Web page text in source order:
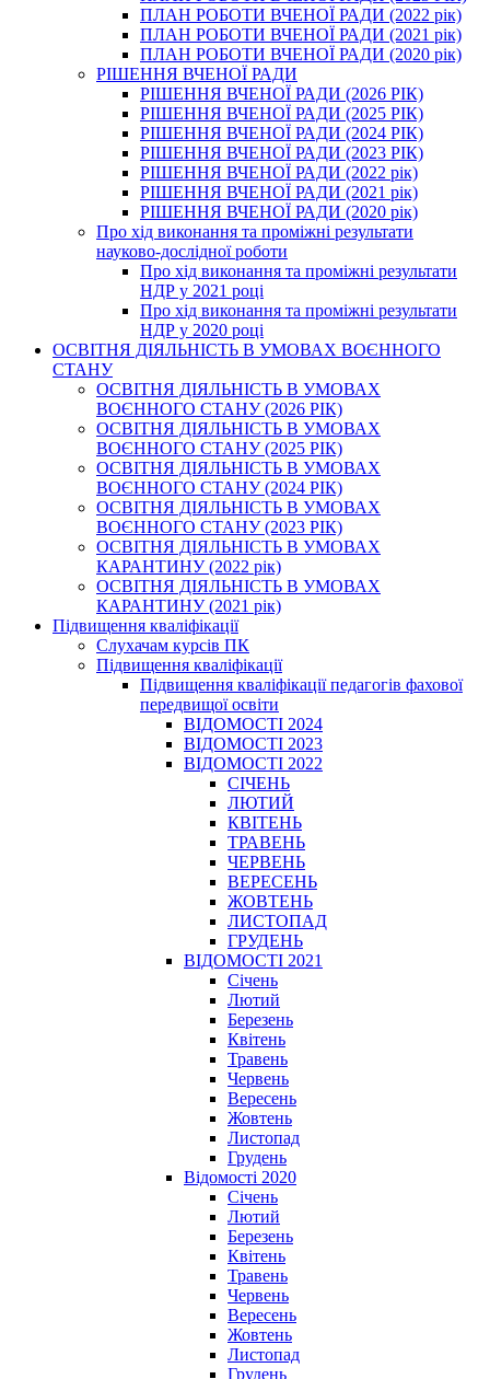
ПЛАН РОБОТИ ВЧЕНОЇ РАДИ (2022 рік)
ПЛАН РОБОТИ ВЧЕНОЇ РАДИ (2021 рік)
ПЛАН РОБОТИ ВЧЕНОЇ РАДИ (2020 рік)
РІШЕННЯ ВЧЕНОЇ РАДИ
РІШЕННЯ ВЧЕНОЇ РАДИ (2026 РІК)
РІШЕННЯ ВЧЕНОЇ РАДИ (2025 РІК)
РІШЕННЯ ВЧЕНОЇ РАДИ (2024 РІК)
РІШЕННЯ ВЧЕНОЇ РАДИ (2023 РІК)
РІШЕННЯ ВЧЕНОЇ РАДИ (2022 рік)
РІШЕННЯ ВЧЕНОЇ РАДИ (2021 рік)
РІШЕННЯ ВЧЕНОЇ РАДИ (2020 рік)
Про хід виконання та проміжні результати
науково-дослідної роботи
Про хід виконання та проміжні результати
НДР у 2021 році
Про хід виконання та проміжні результати
НДР у 2020 році
ОСВІТНЯ ДІЯЛЬНІСТЬ В УМОВАХ ВОЄННОГО
СТАНУ
ОСВІТНЯ ДІЯЛЬНІСТЬ В УМОВАХ
ВОЄННОГО СТАНУ (2026 РІК)
ОСВІТНЯ ДІЯЛЬНІСТЬ В УМОВАХ
ВОЄННОГО СТАНУ (2025 РІК)
ОСВІТНЯ ДІЯЛЬНІСТЬ В УМОВАХ
ВОЄННОГО СТАНУ (2024 РІК)
ОСВІТНЯ ДІЯЛЬНІСТЬ В УМОВАХ
ВОЄННОГО СТАНУ (2023 РІК)
ОСВІТНЯ ДІЯЛЬНІСТЬ В УМОВАХ
КАРАНТИНУ (2022 рік)
ОСВІТНЯ ДІЯЛЬНІСТЬ В УМОВАХ
КАРАНТИНУ (2021 рік)
Підвищення кваліфікації
Слухачам курсів ПК
Підвищення кваліфікації
Підвищення кваліфікації педагогів фахової
передвищої освіти
ВІДОМОСТІ 2024
ВІДОМОСТІ 2023
ВІДОМОСТІ 2022
СІЧЕНЬ
ЛЮТИЙ
КВІТЕНЬ
ТРАВЕНЬ
ЧЕРВЕНЬ
ВЕРЕСЕНЬ
ЖОВТЕНЬ
ЛИСТОПАД
ГРУДЕНЬ
ВІДОМОСТІ 2021
Січень
Лютий
Березень
Квітень
Травень
Червень
Вересень
Жовтень
Листопад
Грудень
Відомості 2020
Січень
Лютий
Березень
Квітень
Травень
Червень
Вересень
Жовтень
Листопад
Грудень